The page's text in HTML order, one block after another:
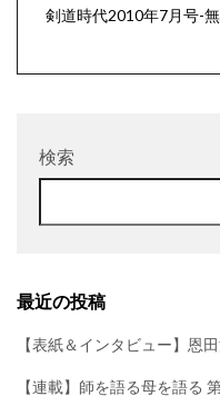
剣道時代2010年7月号-
検索
最近の投稿
【表紙＆インタビュー】恩
【連載】師を語る母を語る